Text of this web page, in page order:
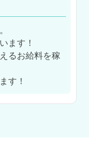
ます！
るお給料を稼
す！